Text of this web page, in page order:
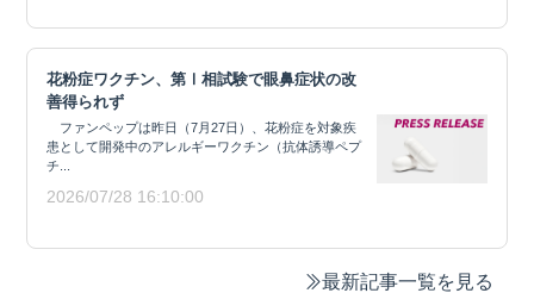
花粉症ワクチン、第Ⅰ相試験で眼鼻症状の改
善得られず
ファンペップは昨日（7月27日）、花粉症を対象疾
患として開発中のアレルギーワクチン（抗体誘導ペプ
チ...
2026/07/28 16:10:00
最新記事一覧を見る